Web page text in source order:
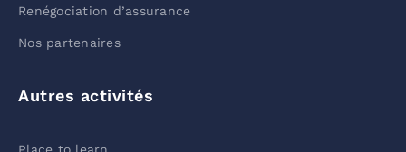
Renégociation d’assurance
Nos partenaires
Autres activités